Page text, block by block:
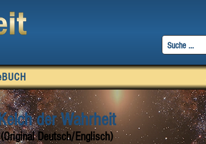
der Wahrheit
(Original Deutsch/Englisch)